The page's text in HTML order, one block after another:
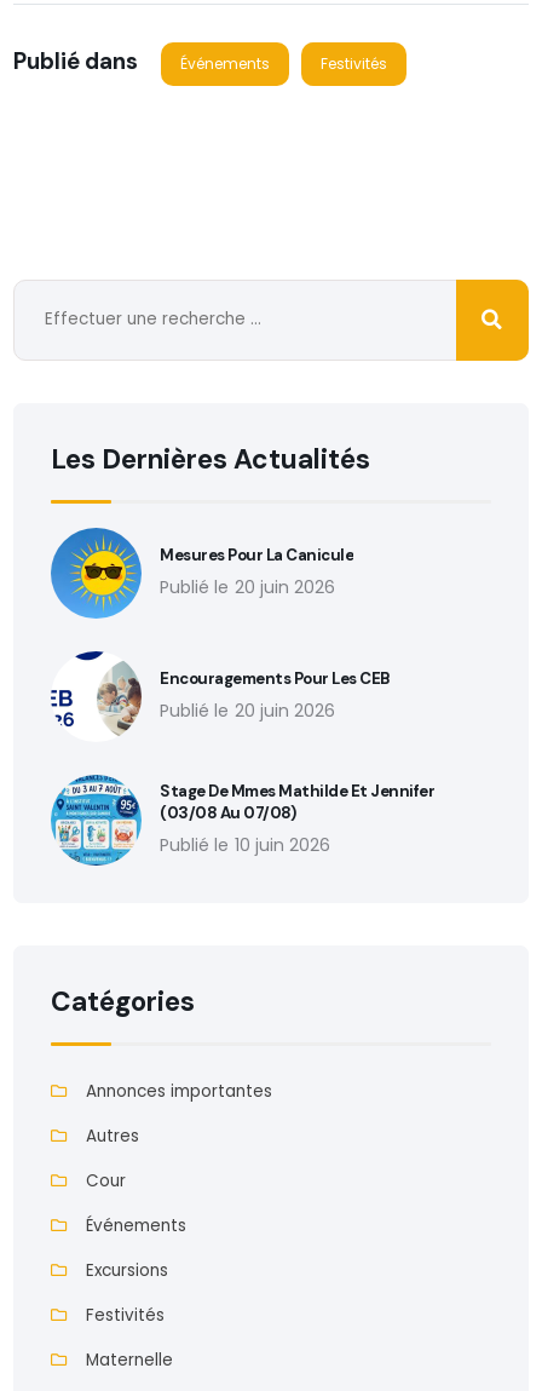
Publié dans Événements Festivités
Les Dernières Actualités
Mesures Pour La Canicule
20 juin 2026
Encouragements Pour Les CEB
20 juin 2026
Stage De Mmes Mathilde Et Jennifer
(03/08 Au 07/08)
10 juin 2026
Catégories
Annonces importantes
Autres
Cour
Événements
Excursions
Festivités
Maternelle